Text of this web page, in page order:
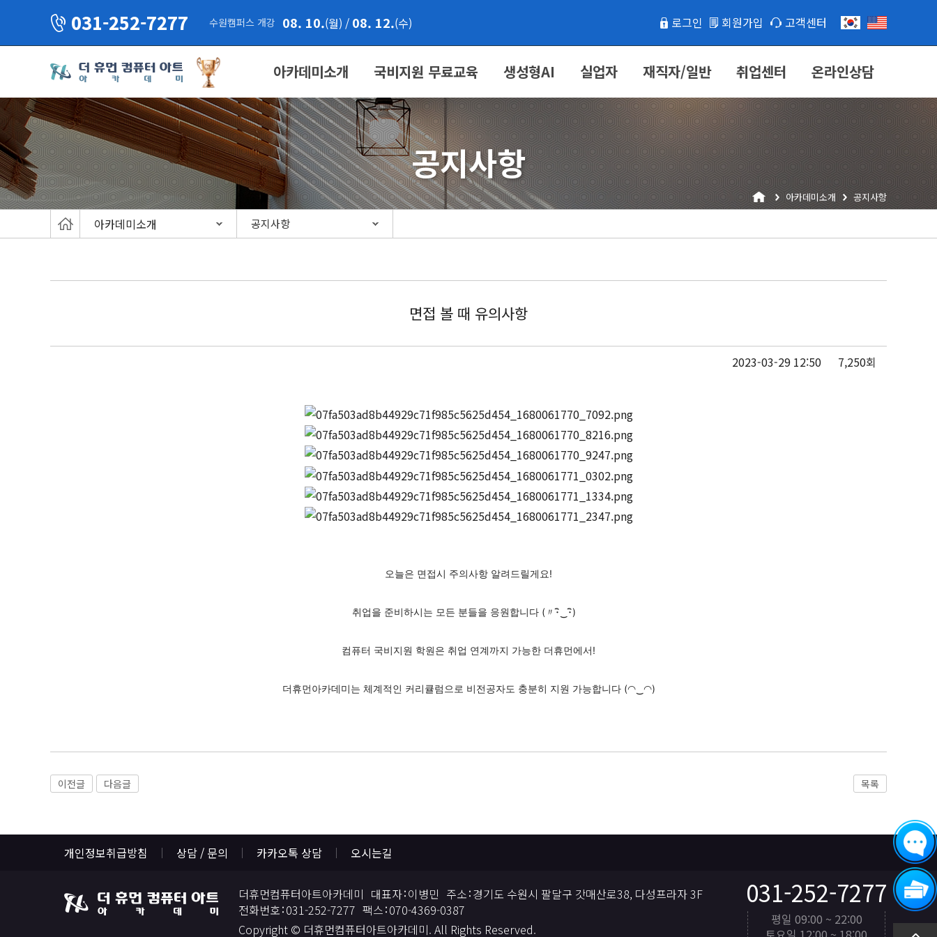
031-252-7277 수원캠퍼스 개강 08. 10.(월) / 08. 12.(수) 로그인 회원가입 고객센터
아카데미소개 국비지원 무료교육 생성형AI 실업자 재직자/일반 취업센터 온라인상담
공지사항
아카데미소개 공지사항
아카데미소개 공지사항
면접 볼 때 유의사항
2023-03-29 12:50 7,250회
오늘은 면접시 주의사항 알려드릴게요!
취업을 준비하시는 모든 분들을 응원합니다 (〃･ิ‿･ิ)ゞ
컴퓨터 국비지원 학원은 취업 연계까지 가능한 더휴먼에서!
더휴먼아카데미는 체계적인 커리큘럼으로 비전공자도 충분히 지원 가능합니다 (◠‿◠)
이전글 다음글 목록
개인정보취급방침 상담 / 문의 카카오톡 상담 오시는길
더휴먼컴퓨터아트아카데미 대표자 이병민 주소 경기도 수원시 팔달구 갓매산로38, 다성프라자 3F
전화번호 031-252-7277 팩스 070-4369-0387
Copyright © 더휴먼컴퓨터아트아카데미. All Rights Reserved.
031-252-7277
평일 09:00 ~ 22:00